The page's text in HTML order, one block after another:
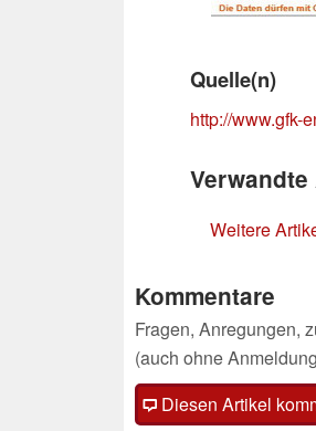
Quelle(n)
http://www.gfk-
Weitere
Kommentare
Fragen, Anregungen,
(auch ohne
Diesen Artikel